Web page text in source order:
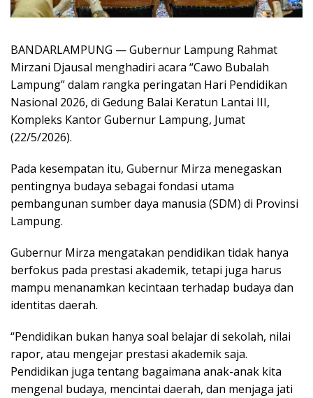
BANDARLAMPUNG — Gubernur Lampung Rahmat
Mirzani Djausal menghadiri acara “Cawo Bubalah
Lampung” dalam rangka peringatan Hari Pendidikan
Nasional 2026, di Gedung Balai Keratun Lantai III,
Kompleks Kantor Gubernur Lampung, Jumat
(22/5/2026).
Pada kesempatan itu, Gubernur Mirza menegaskan
pentingnya budaya sebagai fondasi utama
pembangunan sumber daya manusia (SDM) di Provinsi
Lampung.
Gubernur Mirza mengatakan pendidikan tidak hanya
berfokus pada prestasi akademik, tetapi juga harus
mampu menanamkan kecintaan terhadap budaya dan
identitas daerah.
“Pendidikan bukan hanya soal belajar di sekolah, nilai
rapor, atau mengejar prestasi akademik saja.
Pendidikan juga tentang bagaimana anak-anak kita
mengenal budaya, mencintai daerah, dan menjaga jati